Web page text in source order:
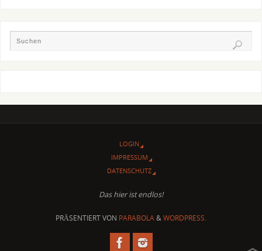
LOGIN
IMPRESSUM
DATENSCHUTZ
Das hier ist endlos!
PRÄSENTIERT VON PARABOLA&WORDPRESS.